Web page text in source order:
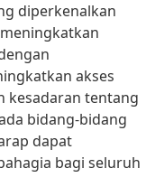
diperkenalkan
akses
kesadaran tentang
bidang-bidang
dapat
bagi seluruh